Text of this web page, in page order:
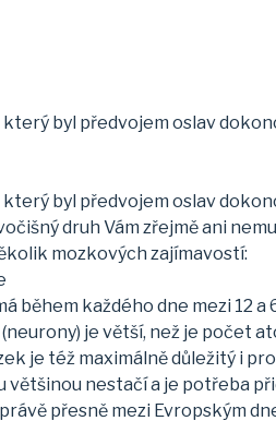
který byl předvojem oslav
který byl předvojem oslav
druh Vám zřejmě ani
mozkových zajímavostí:
každého dne mezi 12 a
je větší, než je počet
je též maximálně důležitý i
většinou nestačí a je potřeba
přesně mezi Evropským